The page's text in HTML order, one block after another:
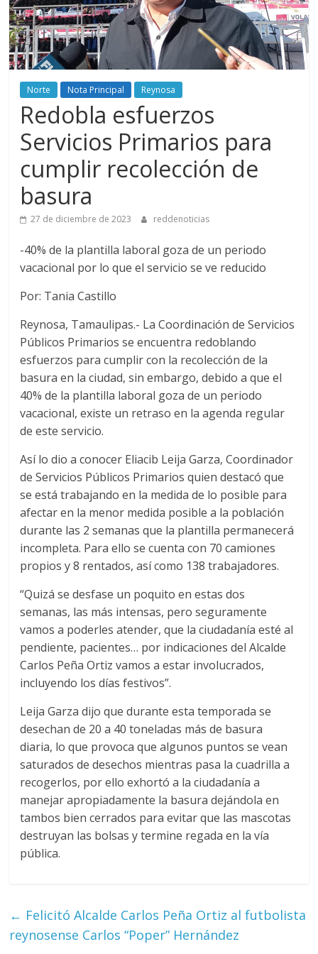
Norte Nota Principal Reynosa
Redobla esfuerzos
Servicios Primarios para
cumplir recolección de
basura
27 de diciembre de 2023 reddenoticias
-40% de la plantilla laboral goza de un periodo
vacacional por lo que el servicio se ve reducido
Por: Tania Castillo
Reynosa, Tamaulipas.- La Coordinación de Servicios
Públicos Primarios se encuentra redoblando
esfuerzos para cumplir con la recolección de la
basura en la ciudad, sin embargo, debido a que el
40% de la plantilla laboral goza de un periodo
vacacional, existe un retraso en la agenda regular
de este servicio.
Así lo dio a conocer Eliacib Leija Garza, Coordinador
de Servicios Públicos Primarios quien destacó que
se está trabajando en la medida de lo posible para
afectar en la menor medida posible a la población
durante las 2 semanas que la plantilla permanecerá
incompleta. Para ello se cuenta con 70 camiones
propios y 8 rentados, así como 138 trabajadores.
“Quizá se desfase un poquito en estas dos
semanas, las más intensas, pero seguramente
vamos a poderles atender, que la ciudadanía esté al
pendiente, pacientes… por indicaciones del Alcalde
Carlos Peña Ortiz vamos a estar involucrados,
incluyendo los días festivos”.
Leija Garza dijo que durante esta temporada se
desechan de 20 a 40 toneladas más de basura
diaria, lo que provoca que algunos puntos se vean
saturados de desechos mientras pasa la cuadrilla a
recogerlos, por ello exhortó a la ciudadanía a
manejar apropiadamente la basura dejándola en
tambos bien cerrados para evitar que las mascotas
destruyan las bolsas y termine regada en la vía
pública.
← Felicitó Alcalde Carlos Peña Ortiz al futbolista
reynosense Carlos “Poper” Hernández